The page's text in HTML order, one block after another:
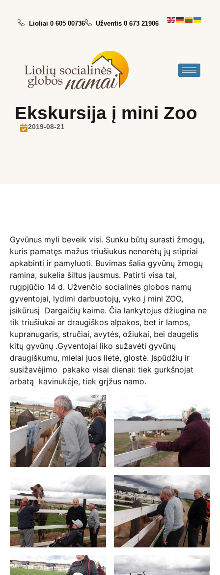
Lioliai 0 605 00736 Užventis 0 673 21906
Ekskursija į mini Zoo
2019-08-21
Gyvūnus myli beveik visi. Sunku būtų surasti žmogų,
kuris pamatęs mažus triušiukus nenorėtų jų stipriai
apkabinti ir pamyluoti. Buvimas šalia gyvūnų žmogų
ramina, sukelia šiltus jausmus. Patirti visa tai,
rugpjūčio 14 d. Užvenčio socialinės globos namų
gyventojai, lydimi darbuotojų, vyko į mini ZOO,
įsikūrusį Dargaičių kaime. Čia lankytojus džiugina ne
tik triušiukai ar draugiškos alpakos, bet ir lamos,
kupranugaris, stručiai, avytės, ožiukai, bei daugelis
kitų gyvūnų .Gyventojai liko sužavėti gyvūnų
draugiškumu, mielai juos lietė, glostė. Įspūdžių ir
susižavėjimo pakako visai dienai: tiek gurkšnojat
arbatą kavinukėje, tiek grįžus namo.